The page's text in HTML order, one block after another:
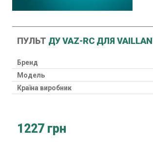
ПУЛЬТ ДУ VAZ-RC ДЛЯ
Бренд
Модель
Країна виробник
1227 грн